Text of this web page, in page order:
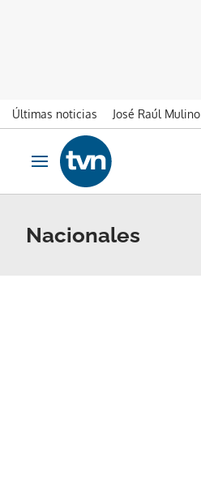
Últimas noticias José Raúl Mulino
Ir al contenido
Obrir navegació
Nacionales